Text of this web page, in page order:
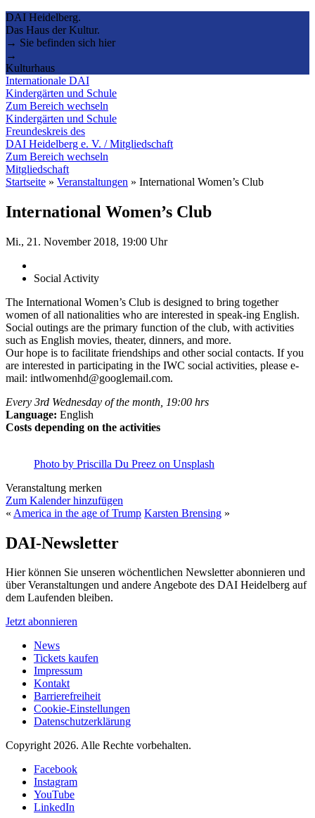
DAI Heidelberg.
Das Haus der Kultur.
→ Sie befinden sich hier
→
Kulturhaus
Internationale DAI
Kindergärten und Schule
Zum Bereich wechseln
Kindergärten und Schule
Freundeskreis des
DAI Heidelberg e. V. / Mitgliedschaft
Zum Bereich wechseln
Mitgliedschaft
Startseite » Veranstaltungen » International Women’s Club
International Women’s Club
Mi., 21. November 2018, 19:00 Uhr
Social Activity
The International Women’s Club is designed to bring together
women of all nationalities who are interested in speak-ing English.
Social outings are the primary function of the club, with activities
such as English movies, theater, dinners, and more.
Our hope is to facilitate friendships and other social contacts. If you
are interested in participating in the IWC social activities, please e-
mail: intlwomenhd@googlemail.com.
Every 3rd Wednesday of the month, 19:00 hrs
Language: English
Costs depending on the activities
Photo by Priscilla Du Preez on Unsplash
Veranstaltung merken
Zum Kalender hinzufügen
« America in the age of Trump Karsten Brensing »
DAI-Newsletter
Hier können Sie unseren wöchentlichen Newsletter abonnieren und
über Veranstaltungen und andere Angebote des DAI Heidelberg auf
dem Laufenden bleiben.
Jetzt abonnieren
News
Tickets kaufen
Impressum
Kontakt
Barrierefreiheit
Cookie-Einstellungen
Datenschutzerklärung
Copyright 2026. Alle Rechte vorbehalten.
Facebook
Instagram
YouTube
LinkedIn